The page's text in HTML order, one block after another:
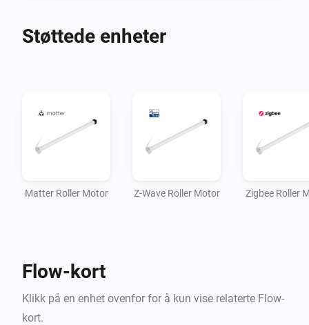
Støttede enheter
Matter Roller Motor Z-Wave Roller Motor Zigbee Roller
Flow-kort
Klikk på en enhet ovenfor for å kun vise relaterte Flow-
kort.